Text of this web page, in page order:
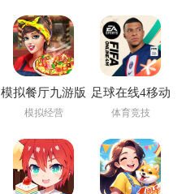
模拟餐厅九游版
模拟经营
足球在线4移动
版下载安装
M)
体育竞技